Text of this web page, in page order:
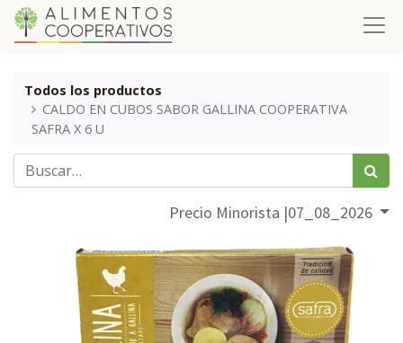
Todos los productos
CALDO EN CUBOS SABOR GALLINA COOPERATIVA
SAFRA X 6 U
Precio Minorista |07_08_2026